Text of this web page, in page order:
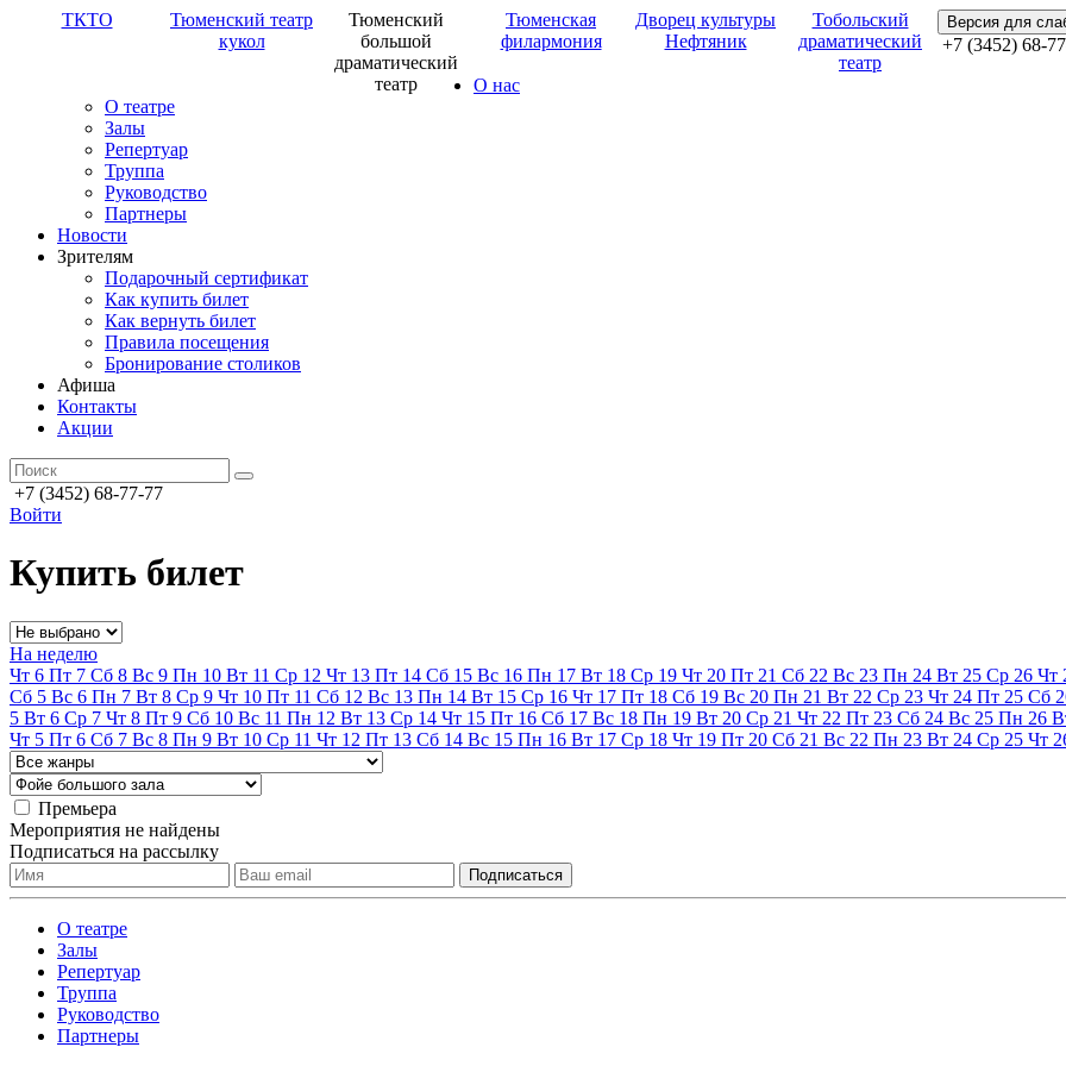
ТКТО
Тюменский театр
кукол
Тюменский
большой
драматический
театр
Тюменская
филармония
Дворец культуры
Нефтяник
Тобольский
драматический
театр
Версия для
+7 (3452) 68-
О нас
О театре
Залы
Репертуар
Труппа
Руководство
Партнеры
Новости
Зрителям
Подарочный сертификат
Как купить билет
Как вернуть билет
Правила посещения
Бронирование столиков
Афиша
Контакты
Акции
+7 (3452) 68-77-77
Войти
Купить билет
На неделю
Чт 6 Пт 7 Сб 8 Вс 9 Пн 10 Вт 11 Ср 12 Чт 13 Пт 14 Сб 15 Вс 16 Пн 17 Вт 18 Ср 19 Чт 20 Пт 21 Сб 22 Вс 23 Пн 24 Вт 25 Ср 26 Чт
Сб 5 Вс 6 Пн 7 Вт 8 Ср 9 Чт 10 Пт 11 Сб 12 Вс 13 Пн 14 Вт 15 Ср 16 Чт 17 Пт 18 Сб 19 Вс 20 Пн 21 Вт 22 Ср 23 Чт 24 Пт 25 Сб
5 Вт 6 Ср 7 Чт 8 Пт 9 Сб 10 Вс 11 Пн 12 Вт 13 Ср 14 Чт 15 Пт 16 Сб 17 Вс 18 Пн 19 Вт 20 Ср 21 Чт 22 Пт 23 Сб 24 Вс 25 Пн 26
Чт 5 Пт 6 Сб 7 Вс 8 Пн 9 Вт 10 Ср 11 Чт 12 Пт 13 Сб 14 Вс 15 Пн 16 Вт 17 Ср 18 Чт 19 Пт 20 Сб 21 Вс 22 Пн 23 Вт 24 Ср 25 Чт
Премьера
Мероприятия не найдены
Подписаться на рассылку
О театре
Залы
Репертуар
Труппа
Руководство
Партнеры